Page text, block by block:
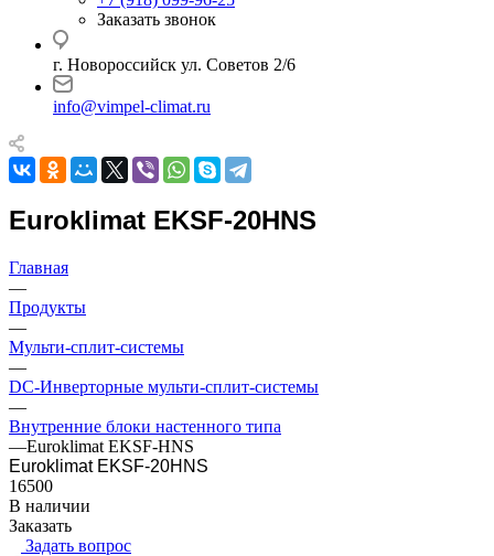
Заказать звонок
г. Новороссийск ул. Советов 2/6
info@vimpel-climat.ru
Euroklimat EKSF-20HNS
Главная
—
Продукты
—
Мульти-сплит-системы
—
DC-Инверторные мульти-сплит-системы
—
Внутренние блоки настенного типа
—Euroklimat EKSF-HNS
Euroklimat EKSF-20HNS
16500
В наличии
Заказать
Задать вопрос